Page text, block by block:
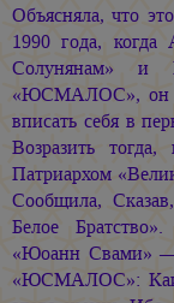
Объясняла, что
1990 года,
Солунянам»
«ЮСМАЛОС», он
вписать себя в
Возразить
Патриархом
Сообщила,
Белое
«Юоанн Свами» —
«ЮСМАЛОС»: